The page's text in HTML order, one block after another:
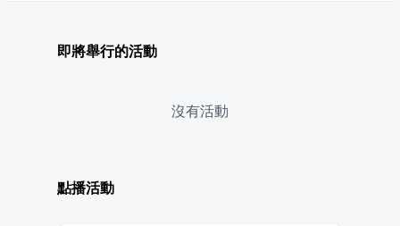
即將舉行的活動
沒有活動
點播活動